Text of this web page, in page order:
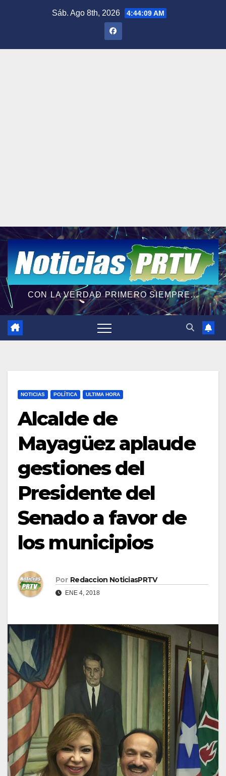
Sáb. Ago 8th, 2026 4:44:10 AM
CON LA VERDAD PRIMERO SIEMPRE...
NOTICIAS POLÍTICA ULTIMA HORA
Alcalde de
Mayagüez aplaude
gestiones del
Presidente del
Senado a favor de
los municipios
Por Redaccion NoticiasPRTV
ENE 4, 2018